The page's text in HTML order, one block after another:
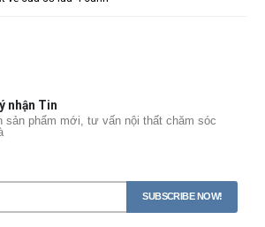
nhận Tin
sản phẩm mới, tư vấn nội thất chăm sóc